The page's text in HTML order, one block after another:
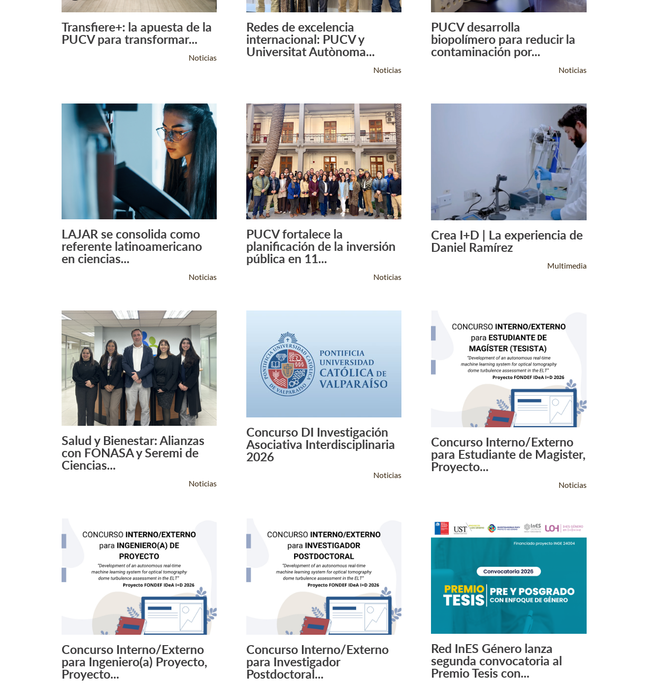
Leer Más +
Transfiere+: la apuesta de la
PUCV para transformar...
Noticias
Leer Más +
Redes de excelencia
internacional: PUCV y
Universitat Autònoma...
Noticias
Leer Más +
PUCV desarrolla
biopolímero para reducir la
contaminación por...
Noticias
Leer Más +
LAJAR se consolida como
referente latinoamericano
en ciencias...
Noticias
Leer Más +
PUCV fortalece la
planificación de la inversión
pública en 11...
Noticias
Leer Más +
Crea I+D | La experiencia de
Daniel Ramírez
Multimedia
Leer Más +
Salud y Bienestar: Alianzas
con FONASA y Seremi de
Ciencias...
Noticias
Leer Más +
Concurso DI Investigación
Asociativa Interdisciplinaria
2026
Noticias
Leer Más +
Concurso Interno/Externo
para Estudiante de Magister,
Proyecto...
Noticias
Leer Más +
Concurso Interno/Externo
para Ingeniero(a) Proyecto,
Proyecto...
Leer Más +
Concurso Interno/Externo
para Investigador
Postdoctoral...
Leer Más +
Red InES Género lanza
segunda convocatoria al
Premio Tesis con...